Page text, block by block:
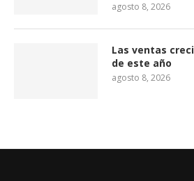
agosto 8, 2026
Las ventas
de este año
agosto 8, 2026